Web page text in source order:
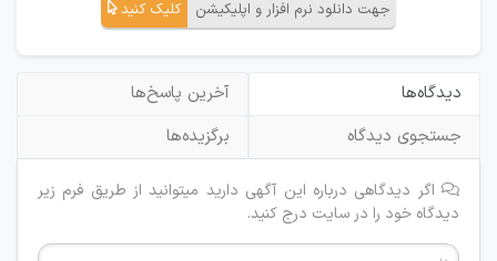
جهت دانلود نرم افزار و اپلیکیشن کلیک کنید
دیدگاه‌ها
آخرین پاسخ‌ها
جستجوی دیدگاه
برگزیده‌ها
اگر دیدگاهی درباره این آگهی دارید میتوانید از طریق فرم زیر
دیدگاه خود را در سایت درج کنید.